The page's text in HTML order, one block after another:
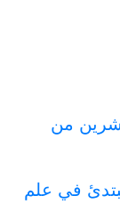
27 سبعة وعشرين من
في علم